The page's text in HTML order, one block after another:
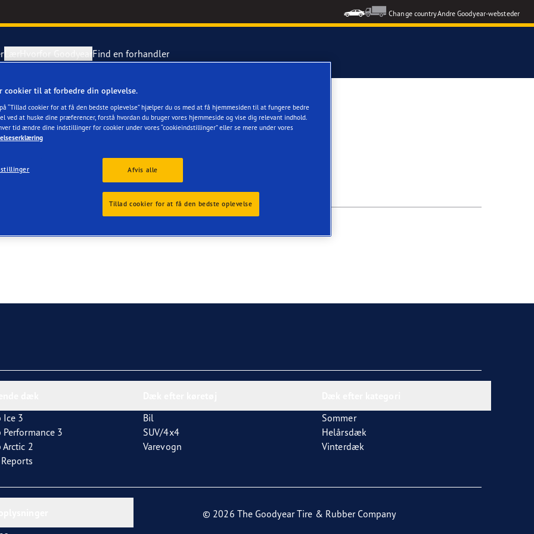
Change countryAndre Goodyear-websteder
Lær
af dæk
af en punktering
Hvorfor Goodyear
Performance 2
F1 Asymmetric 6
Ice 3
Performance 3
Find en forhandler
Ice 3
Performance 3
Arctic 2
Bil
SUV/4x4
Varevogn
Sommer
Helårsdæk
Vinterdæk
© 2026 The Goodyear Tire & Rubber Company
cookier til at forbedre din oplevelse.
“Tillad cookier for at få den bedste oplevelse” hjælper du os med at få hjemmesiden til at fungere bedre
ved at huske dine præferencer, forstå hvordan du bruger vores hjemmeside og vise dig relevant indhold.
tid ændre dine indstillinger for cookier under vores “cookieindstillinger” eller se mere under vores
Afvis alle
Tillad cookier for at få den bedste oplevelse